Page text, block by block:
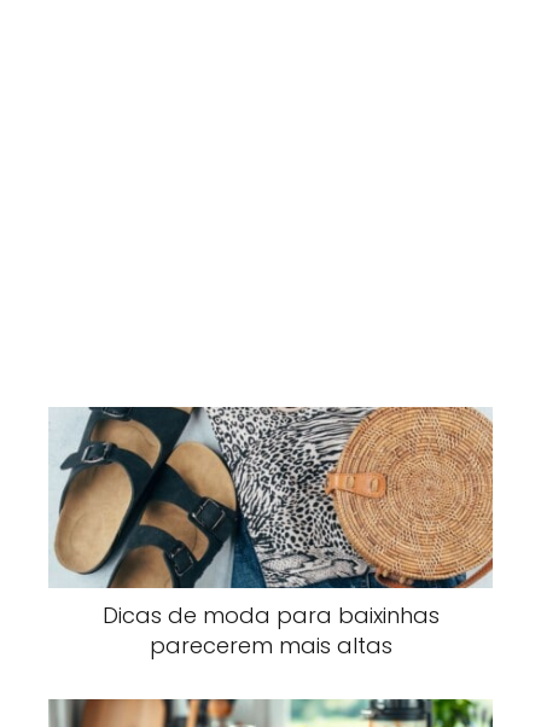
Dicas de moda para baixinhas
parecerem mais altas